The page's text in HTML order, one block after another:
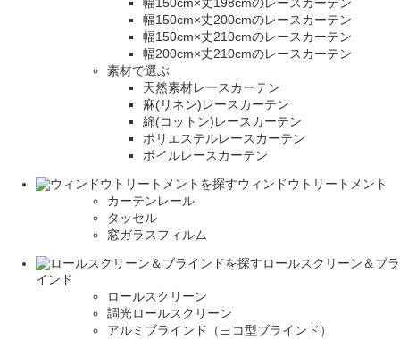
幅150cm×丈198cmのレースカーテン
幅150cm×丈200cmのレースカーテン
幅150cm×丈210cmのレースカーテン
幅200cm×丈210cmのレースカーテン
素材で選ぶ
天然素材レースカーテン
麻(リネン)レースカーテン
綿(コットン)レースカーテン
ポリエステルレースカーテン
ボイルレースカーテン
ウィンドウトリートメント
カーテンレール
タッセル
窓ガラスフィルム
ロールスクリーン＆ブラ
インド
ロールスクリーン
調光ロールスクリーン
アルミブラインド（ヨコ型ブラインド）